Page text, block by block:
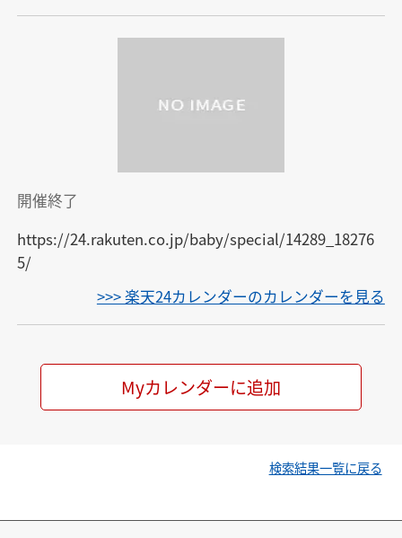
開催終了
https://24.rakuten.co.jp/baby/special/14289_18276
5/
>>> 楽天24カレンダーのカレンダーを見る
Myカレンダーに追加
検索結果一覧に戻る